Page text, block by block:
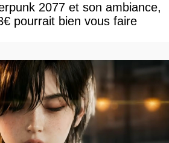
2077 et son ambiance,
pourrait bien vous faire